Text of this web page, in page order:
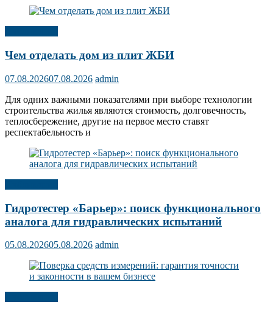
Чем отделать дом из плит ЖБИ
07.08.202607.08.2026 admin
Для одних важными показателями при выборе технологии
строительства жилья являются стоимость, долговечность,
теплосбережение, другие на первое место ставят
респектабельность и
Гидротестер «Барьер»: поиск функционального
аналога для гидравлических испытаний
05.08.202605.08.2026 admin